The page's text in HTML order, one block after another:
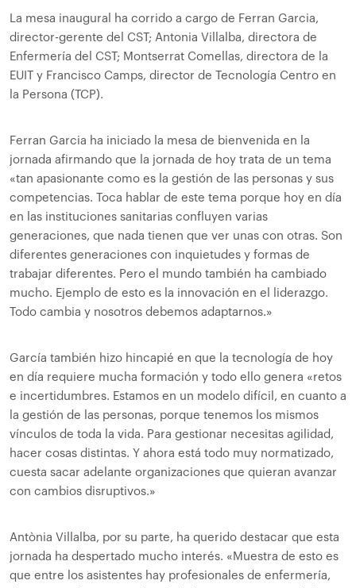
La mesa inaugural ha corrido a cargo de Ferran Garcia,
director-gerente del CST; Antonia Villalba, directora de
Enfermería del CST; Montserrat Comellas, directora de la
EUIT y Francisco Camps, director de Tecnología Centro en
la Persona (TCP).
Ferran Garcia ha iniciado la mesa de bienvenida en la
jornada afirmando que la jornada de hoy trata de un tema
«tan apasionante como es la gestión de las personas y sus
competencias. Toca hablar de este tema porque hoy en día
en las instituciones sanitarias confluyen varias
generaciones, que nada tienen que ver unas con otras. Son
diferentes generaciones con inquietudes y formas de
trabajar diferentes. Pero el mundo también ha cambiado
mucho. Ejemplo de esto es la innovación en el liderazgo.
Todo cambia y nosotros debemos adaptarnos.»
García también hizo hincapié en que la tecnología de hoy
en día requiere mucha formación y todo ello genera «retos
e incertidumbres. Estamos en un modelo difícil, en cuanto a
la gestión de las personas, porque tenemos los mismos
vínculos de toda la vida. Para gestionar necesitas agilidad,
hacer cosas distintas. Y ahora está todo muy normatizado,
cuesta sacar adelante organizaciones que quieran avanzar
con cambios disruptivos.»
Antònia Villalba, por su parte, ha querido destacar que esta
jornada ha despertado mucho interés. «Muestra de esto es
que entre los asistentes hay profesionales de enfermería,